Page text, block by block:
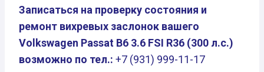
Записаться на проверку состояния и
ремонт вихревых заслонок вашего
Volkswagen Passat B6 3.6 FSI R36 (300 л.с.)
возможно по тел.: +7 (931) 999-11-17